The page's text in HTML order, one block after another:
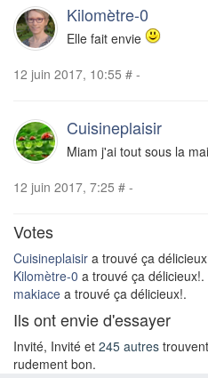
Kilomètre-0
Elle fait envie
12 juin 2017, 10:55 # -
Cuisineplaisir
Miam j'ai tout sous la
12 juin 2017, 7:25 # -
Votes
Cuisineplaisir a trouvé ça
Kilomètre-0 a trouvé ça délicieux!.
makiace a trouvé ça délicieux!.
Ils ont envie d'essayer
Invité, Invité et 245 autres
rudement bon.